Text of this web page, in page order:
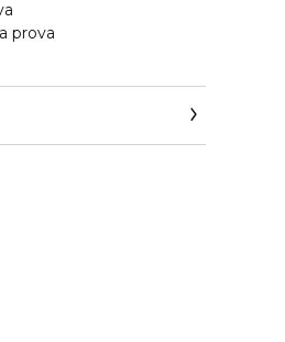
prova